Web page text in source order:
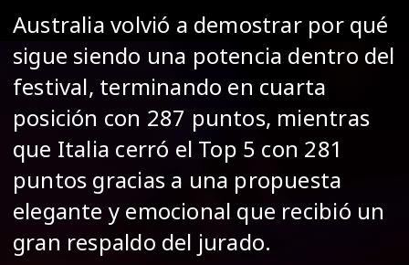
Australia volvió a demostrar por qué
sigue siendo una potencia dentro del
festival, terminando en cuarta
posición con 287 puntos, mientras
que Italia cerró el Top 5 con 281
puntos gracias a una propuesta
elegante y emocional que recibió un
gran respaldo del jurado.